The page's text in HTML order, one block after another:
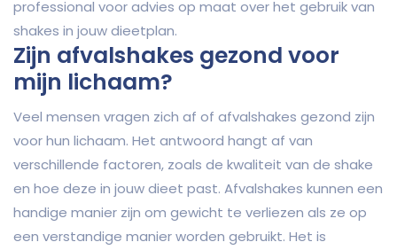
professional voor advies op maat over het gebruik van
shakes in jouw dieetplan.
Zijn afvalshakes gezond voor
mijn lichaam?
Veel mensen vragen zich af of afvalshakes gezond zijn
voor hun lichaam. Het antwoord hangt af van
verschillende factoren, zoals de kwaliteit van de shake
en hoe deze in jouw dieet past. Afvalshakes kunnen een
handige manier zijn om gewicht te verliezen als ze op
een verstandige manier worden gebruikt. Het is